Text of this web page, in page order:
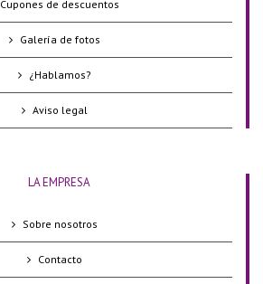
Cupones de descuentos
Galería de fotos
¿Hablamos?
Aviso legal
LA EMPRESA
Sobre nosotros
Contacto